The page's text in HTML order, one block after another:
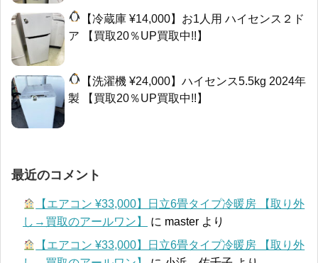
【冷蔵庫 ¥14,000】お1人用 ハイセンス２ド
ア 【買取20％UP買取中!!】
【洗濯機 ¥24,000】ハイセンス5.5kg 2024年
製 【買取20％UP買取中!!】
最近のコメント
【エアコン ¥33,000】日立6畳タイプ冷暖房 【取り外
し→買取のアールワン】
に master より
【エアコン ¥33,000】日立6畳タイプ冷暖房 【取り外